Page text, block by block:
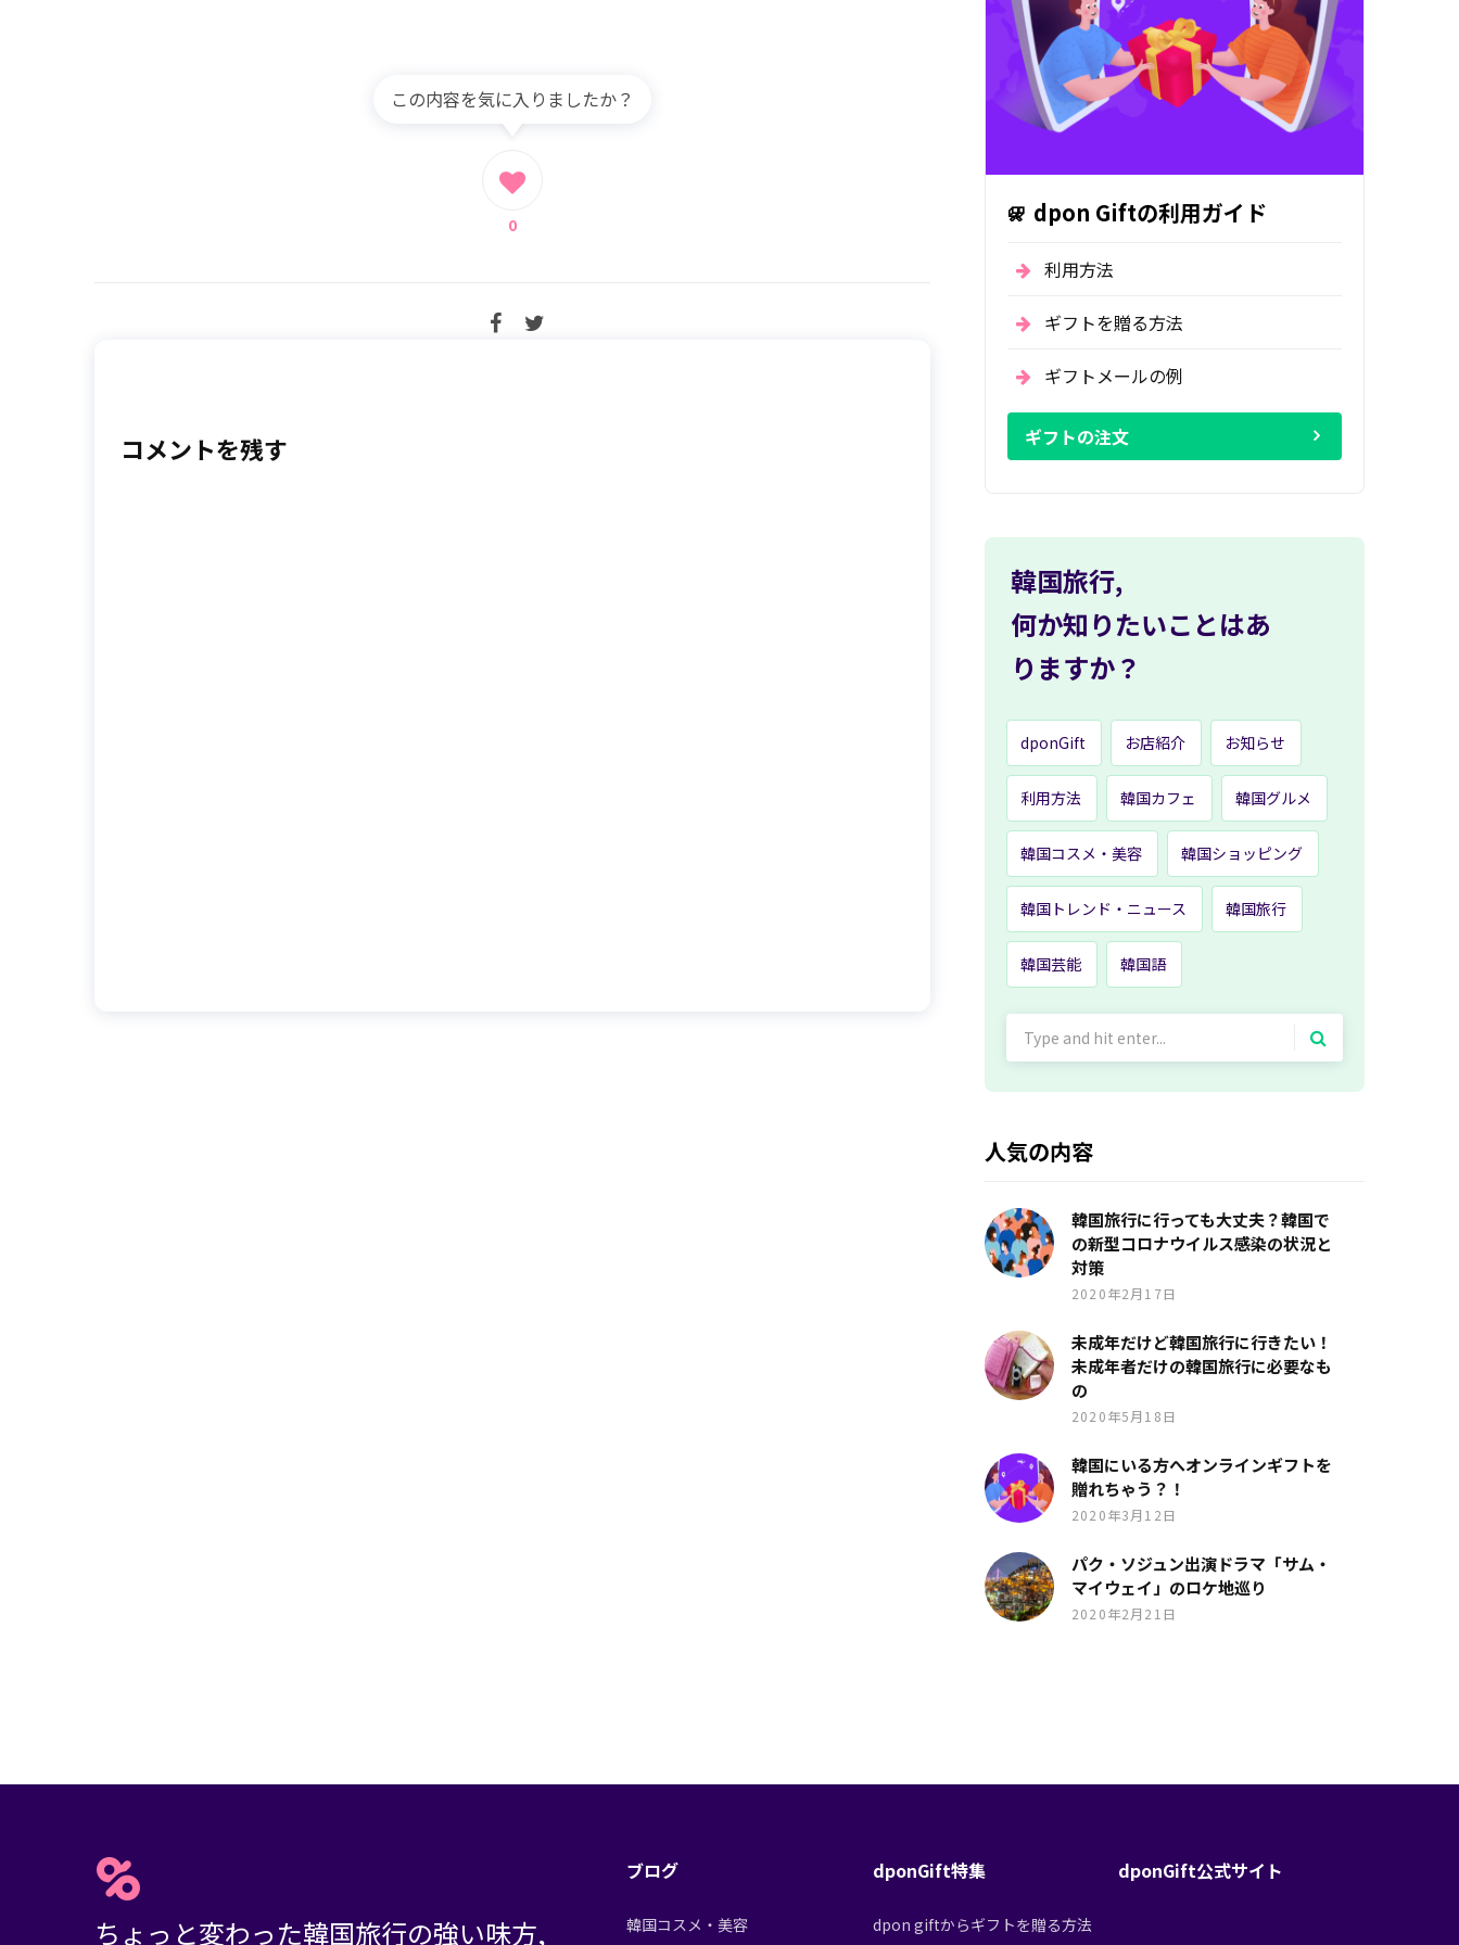
この内容を気に入りましたか？
0
コメントを残す
dpon Giftの利用ガイド
利用方法
ギフトを贈る方法
ギフトメールの例
ギフトの注文
韓国旅行,
何か知りたいことはあ
りますか？
dponGift お店紹介 お知らせ
利用方法 韓国カフェ 韓国グルメ
韓国コスメ・美容 韓国ショッピング
韓国トレンド・ニュース 韓国旅行
韓国芸能 韓国語
人気の内容
韓国旅行に行っても大丈夫？韓国で
の新型コロナウイルス感染の状況と
対策
2020年2月17日
未成年だけど韓国旅行に行きたい！
未成年者だけの韓国旅行に必要なも
の
2020年5月18日
韓国にいる方へオンラインギフトを
贈れちゃう？！
2020年3月12日
パク・ソジュン出演ドラマ「サム・
マイウェイ」のロケ地巡り
2020年2月21日
ちょっと変わった韓国旅行の強い味方,
ブログ
韓国コスメ・美容
dponGift特集
dpon giftからギフトを贈る方法
dponGift公式サイト